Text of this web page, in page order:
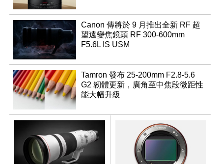
Canon 傳將於 9 月推出全新 RF 超
望遠變焦鏡頭 RF 300-600mm
F5.6L IS USM
Tamron 發布 25-200mm F2.8-5.6
G2 韌體更新，廣角至中焦段微距性
能大幅升級